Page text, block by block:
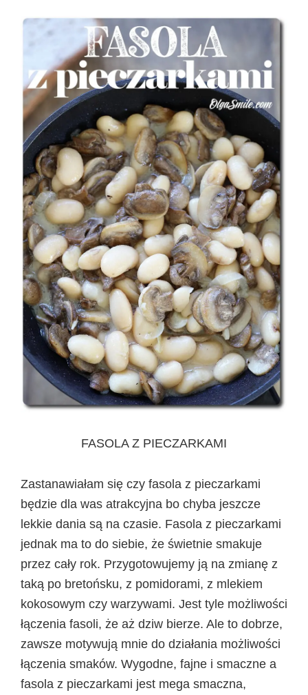
FASOLA Z PIECZARKAMI
Zastanawiałam się czy fasola z pieczarkami
będzie dla was atrakcyjna bo chyba jeszcze
lekkie dania są na czasie. Fasola z pieczarkami
jednak ma to do siebie, że świetnie smakuje
przez cały rok. Przygotowujemy ją na zmianę z
taką po bretońsku, z pomidorami, z mlekiem
kokosowym czy warzywami. Jest tyle możliwości
łączenia fasoli, że aż dziw bierze. Ale to dobrze,
zawsze motywują mnie do działania możliwości
łączenia smaków. Wygodne, fajne i smaczne a
fasola z pieczarkami jest mega smaczna,